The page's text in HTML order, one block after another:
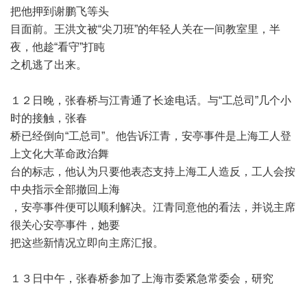
把他押到谢鹏飞等头
目面前。王洪文被“尖刀班”的年轻人关在一间教室里，半
夜，他趁“看守”打盹
之机逃了出来。
１２日晚，张春桥与江青通了长途电话。与“工总司 ”几个小
时的接触，张春
桥已经倒向“工总司 ”。他告诉江青，安亭事件是上海工人登
上文化大革命政治舞
台的标志，他认为只要他表态支持上海工人造反，工人会按
中央指示全部撤回上海
，安亭事件便可以顺利解决。江青同意他的看法，并说主席
很关心安亭事件，她要
把这些新情况立即向主席汇报。
１３日中午，张春桥参加了上海市委紧急常委会，研究